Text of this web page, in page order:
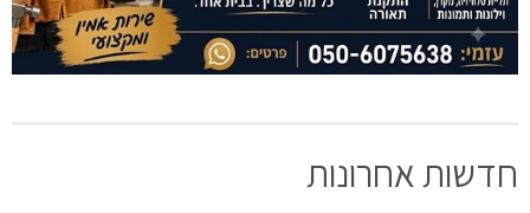
חדשות אחרונות